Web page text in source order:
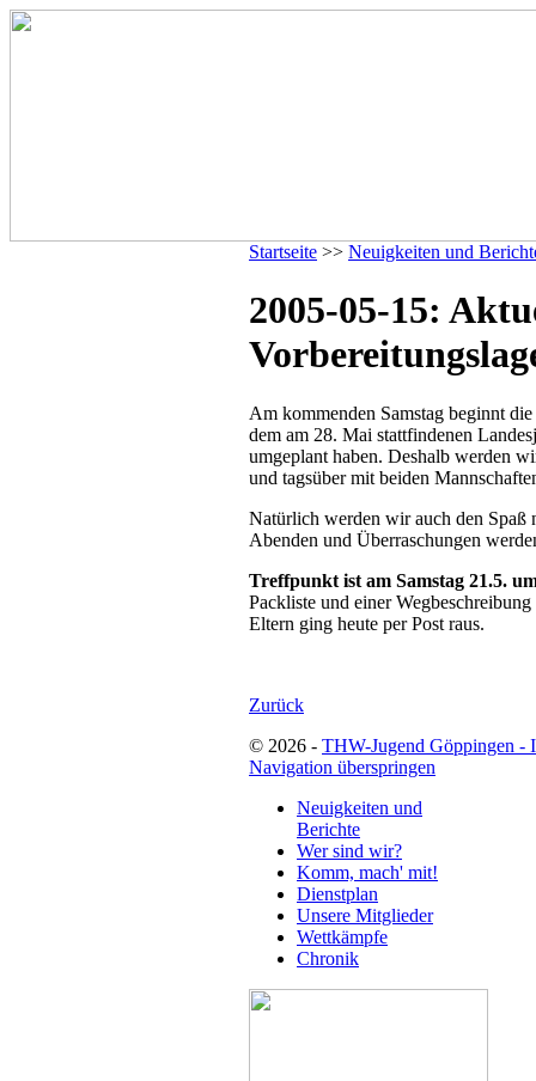
Startseite >> Neuigkeiten und
2005-05-15:
Am kommenden Samstag beginnt
dem am 28. Mai stattfindenen
umgeplant haben. Deshalb werden
und tagsüber mit beiden
Natürlich werden wir auch den
Abenden und Überraschungen
Treffpunkt ist am Samstag 21.5.
Packliste und einer
Eltern ging heute per Post raus.
Zurück
© 2026 - THW-Jugend Göppingen -
Navigation überspringen
Neuigkeiten und
Berichte
Wer sind wir?
Komm, mach' mit!
Dienstplan
Unsere Mitglieder
Wettkämpfe
Chronik